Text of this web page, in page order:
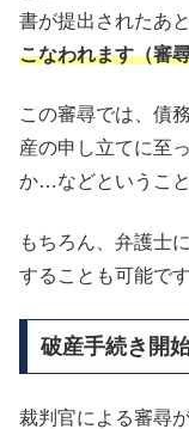
書が提出されたあと
こなわれます（審
この審尋では、債
産の申し立てに至
か…などということ
もちろん、弁護士
することも可能です
破産手続き開
裁判官による審尋